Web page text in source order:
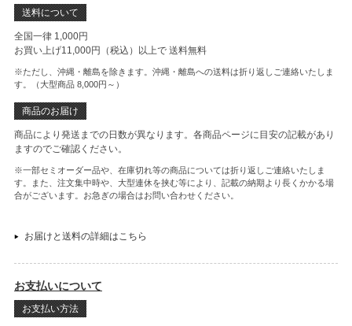
送料について
全国一律 1,000円
お買い上げ11,000円（税込）以上で 送料無料
※ただし、沖縄・離島を除きます。沖縄・離島への送料は折り返しご連絡いたしま
す。（大型商品 8,000円～）
商品のお届け
商品により発送までの日数が異なります。各商品ページに目安の記載があり
ますのでご確認ください。
※一部セミオーダー品や、在庫切れ等の商品については折り返しご連絡いたしま
す。また、注文集中時や、大型連休を挟む等により、記載の納期より長くかかる場
合がございます。お急ぎの場合はお問い合わせください。
お届けと送料の詳細はこちら
お支払いについて
お支払い方法